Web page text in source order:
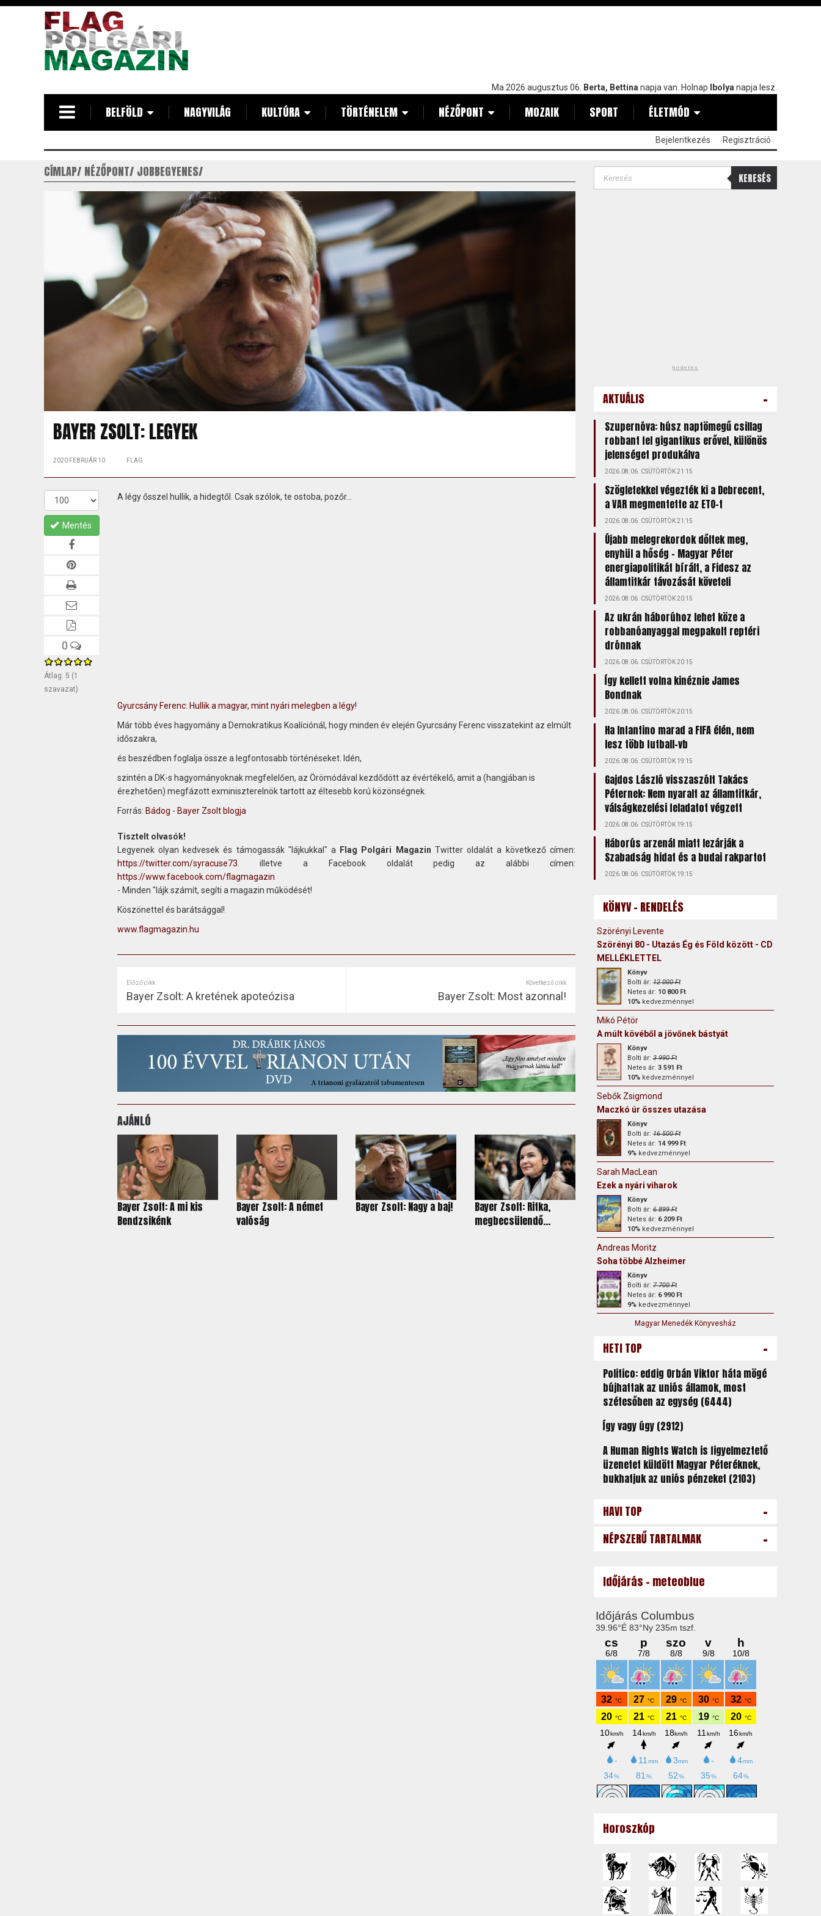
Ma 2026 augusztus 06. Berta, Bettina napja van. Holnap Ibolya napja lesz.
BELFÖLD NAGYVILÁG KULTÚRA TÖRTÉNELEM NÉZŐPONT MOZAIK SPORT ÉLETMÓD
Bejelentkezés Regisztráció
CÍMLAP NÉZŐPONT JOBBEGYENES
BAYER ZSOLT: LEGYEK
2020 FEBRUÁR 10. FLAG
Mentés
0
Átlag: 5 (1
szavazat)
A légy ősszel hullik, a hidegtől. Csak szólok, te ostoba, pozőr...
Gyurcsány Ferenc: Hullik a magyar, mint nyári melegben a légy!
Már több éves hagyomány a Demokratikus Koalíciónál, hogy minden év elején Gyurcsány Ferenc visszatekint az elmúlt
időszakra,
és beszédben foglalja össze a legfontosabb történéseket. Idén,
szintén a DK-s hagyományoknak megfelelően, az Örömódával kezdődött az évértékelő, amit a (hangjában is
érezhetően) megfázott exminiszterelnök tartott az éltesebb korú közönségnek.
Forrás: Bádog - Bayer Zsolt blogja
Tisztelt olvasók!
Legyenek olyan kedvesek és támogassák "lájkukkal" a
Flag Polgári Magazin Twitter oldalát a következő címen:
https://twitter.com/syracuse73 . illetve a Facebook oldalát pedig az alábbi címen:
https://www.facebook.com/flagmagazin
- Minden "lájk számít, segíti a magazin működését!
Köszönettel és barátsággal!
www.flagmagazin.hu
Előző cikk
Bayer Zsolt: A kretének apoteózisa
Következő cikk
Bayer Zsolt: Most azonnal!
AJÁNLÓ
Bayer Zsolt: A mi kis
Bendzsikénk
Bayer Zsolt: A német
valóság
Bayer Zsolt: Nagy a baj!
Bayer Zsolt: Ritka,
megbecsülendő...
KERESÉS
hirdetés
AKTUÁLIS -
Szupernóva: húsz naptömegű csillag
robbant fel gigantikus erővel, különös
jelenséget produkálva
2026.08.06. CSÜTÖRTÖK 21:15
Szögletekkel végezték ki a Debrecent,
a VAR megmentette az ETO-t
2026.08.06. CSÜTÖRTÖK 21:15
Újabb melegrekordok dőltek meg,
enyhül a hőség – Magyar Péter
energiapolitikát bírált, a Fidesz az
államtitkár távozását követeli
2026.08.06. CSÜTÖRTÖK 20:15
Az ukrán háborúhoz lehet köze a
robbanóanyaggal megpakolt reptéri
drónnak
2026.08.06. CSÜTÖRTÖK 20:15
Így kellett volna kinéznie James
Bondnak
2026.08.06. CSÜTÖRTÖK 20:15
Ha Infantino marad a FIFA élén, nem
lesz több futball-vb
2026.08.06. CSÜTÖRTÖK 19:15
Gajdos László visszaszólt Takács
Péternek: Nem nyaralt az államtitkár,
válságkezelési feladatot végzett
2026.08.06. CSÜTÖRTÖK 19:15
Háborús arzenál miatt lezárják a
Szabadság hidat és a budai rakpartot
2026.08.06. CSÜTÖRTÖK 19:15
KÖNYV - RENDELÉS
Szörényi Levente
Szörényi 80 - Utazás Ég és Föld között - CD
MELLÉKLETTEL
Könyv
Bolti ár:12 000 Ft
Netes ár: 10 800 Ft
10%kedvezménnyel
Mikó Pétör
A múlt kövéből a jövőnek bástyát
Könyv
Bolti ár:3 990 Ft
Netes ár: 3 591 Ft
10%kedvezménnyel
Sebők Zsigmond
Maczkó úr összes utazása
Könyv
Bolti ár:16 500 Ft
Netes ár: 14 999 Ft
9%kedvezménnyel
Sarah MacLean
Ezek a nyári viharok
Könyv
Bolti ár:6 899 Ft
Netes ár: 6 209 Ft
10%kedvezménnyel
Andreas Moritz
Soha többé Alzheimer
Könyv
Bolti ár:7 700 Ft
Netes ár: 6 990 Ft
9%kedvezménnyel
Magyar Menedék Könyvesház
HETI TOP -
Politico: eddig Orbán Viktor háta mögé
bújhattak az uniós államok, most
szétesőben az egység (6444)
Így vagy úgy (2912)
A Human Rights Watch is figyelmeztető
üzenetet küldött Magyar Péteréknek,
bukhatjuk az uniós pénzeket (2103)
HAVI TOP -
NÉPSZERŰ TARTALMAK -
Időjárás - meteoblue
Horoszkóp